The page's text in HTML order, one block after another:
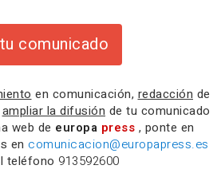
comunicado
en comunicación, redacción de
ampliar la difusión de tu comunicado
web de europa press , ponte en
en comunicacion@europapress.es
teléfono 913592600